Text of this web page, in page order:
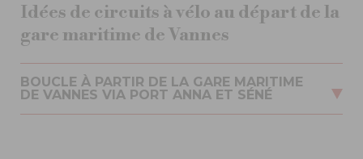
Idées de circuits à vélo au départ de la
gare maritime de Vannes
BOUCLE À PARTIR DE LA GARE MARITIME
DE VANNES VIA PORT ANNA ET SÉNÉ
Profitez de Vannes et de ses environs à vélo.